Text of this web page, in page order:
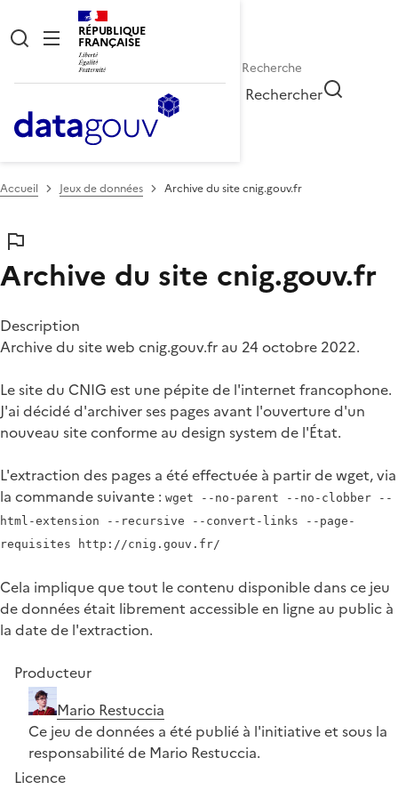
RÉPUBLIQUE
FRANÇAISE
Rechercher
Accueil Jeux de données Archive du site cnig.gouv.fr
Archive du site cnig.gouv.fr
Description
Archive du site web cnig.gouv.fr au 24 octobre 2022.
Le site du CNIG est une pépite de l'internet francophone.
J'ai décidé d'archiver ses pages avant l'ouverture d'un
nouveau site conforme au design system de l'État.
L'extraction des pages a été effectuée à partir de wget, via
la commande suivante : wget --no-parent --no-clobber --
html-extension --recursive --convert-links --page-
requisites http://cnig.gouv.fr/
Cela implique que tout le contenu disponible dans ce jeu
de données était librement accessible en ligne au public à
la date de l'extraction.
Producteur
Mario Restuccia
Ce jeu de données a été publié à l'initiative et sous la
responsabilité de Mario Restuccia.
Licence